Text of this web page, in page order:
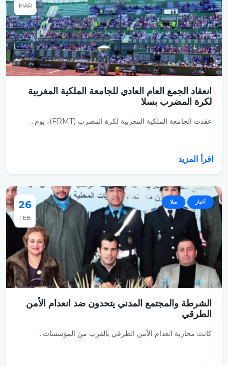
MAR
انعقاد الجمع العام العادي للجامعة الملكية المغربية
لكرة المضرب بسلا
عقدت الجامعة الملكية المغربية لكرة المضرب (FRMT)، يوم...
اقرأ المزيد
26
FEB
أخبار سلا
الشرطة والمجتمع المدني يتحدون ضد انعدام الأمن
الطرقي
كانت محاربة انعدام الأمن الطرقي بالقرب من المؤسسات...